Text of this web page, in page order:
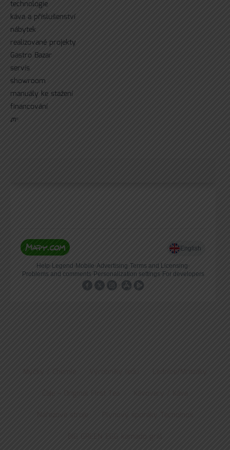
technologie
káva a příslušenství
nábytek
realizované projekty
Gastro Bazar
servís
showroom
manuály ke stažení
financování
ᘻᵉ